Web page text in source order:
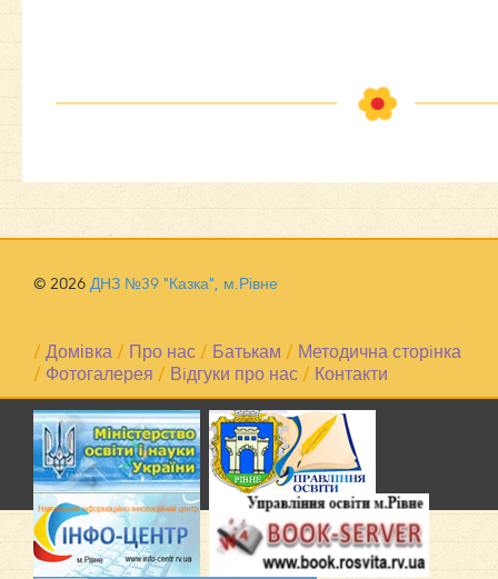
© 2026 ДНЗ №39 "Казка", м.Рівне
/ Домівка / Про нас / Батькам / Методична сторiнка
/ Фотогалерея / Вiдгуки про нас / Контакти